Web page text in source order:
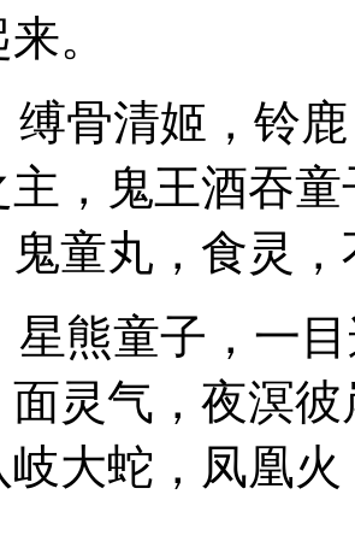
。
缚骨清姬，铃
，鬼王酒吞
鬼童丸，食灵
星熊童子，一
面灵气，夜溟
岐大蛇，凤凰